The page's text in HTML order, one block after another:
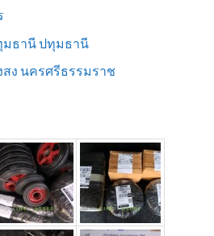
มธานี ปทุมธานี
สง นครศรีธรรมราช